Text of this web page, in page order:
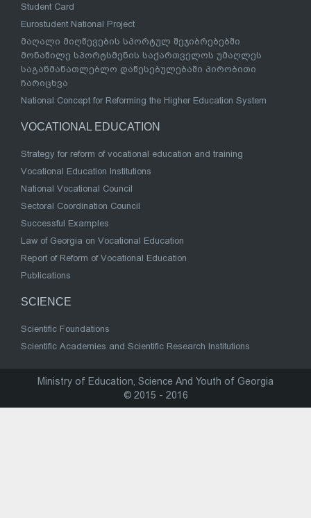
Student Card
Eurostudent National Project
მაღალი მიღწევების სპორტულ შეჯიბრებებში
მონაწილე სპორტსმენის საქართველოს უმაღლეს
საგანმანათლებლო დაწესებულებაში პირობითი
ჩარიცხვა
National Concept for Reforming the Higher Education System
VOCATIONAL EDUCATION
Strategy for reform of vocational education and training
Vocational Education Institutions
National Vocational Council
Sectoral Coordination Council
Successful Examples
Law of Georgia on Vocational Education
Report of Reform of Vocational Education
Publications
SCIENCE
Scientific Foundations
Scientific Academies and Scientific Research Institutions
Ministry of Education, Science And Youth of Georgia
© 2015 - 2016